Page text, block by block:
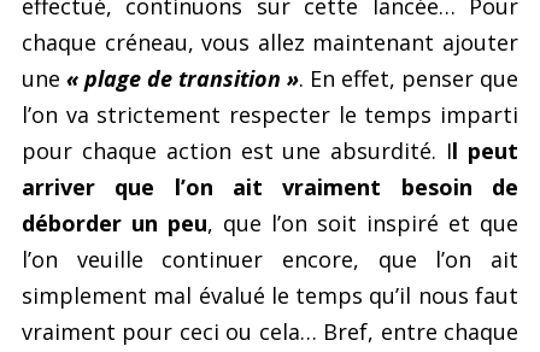
effectué, continuons sur cette lancée… Pour
chaque créneau, vous allez maintenant ajouter
une « plage de transition ». En effet, penser que
l’on va strictement respecter le temps imparti
pour chaque action est une absurdité. Il peut
arriver que l’on ait vraiment besoin de
déborder un peu, que l’on soit inspiré et que
l’on veuille continuer encore, que l’on ait
simplement mal évalué le temps qu’il nous faut
vraiment pour ceci ou cela… Bref, entre chaque